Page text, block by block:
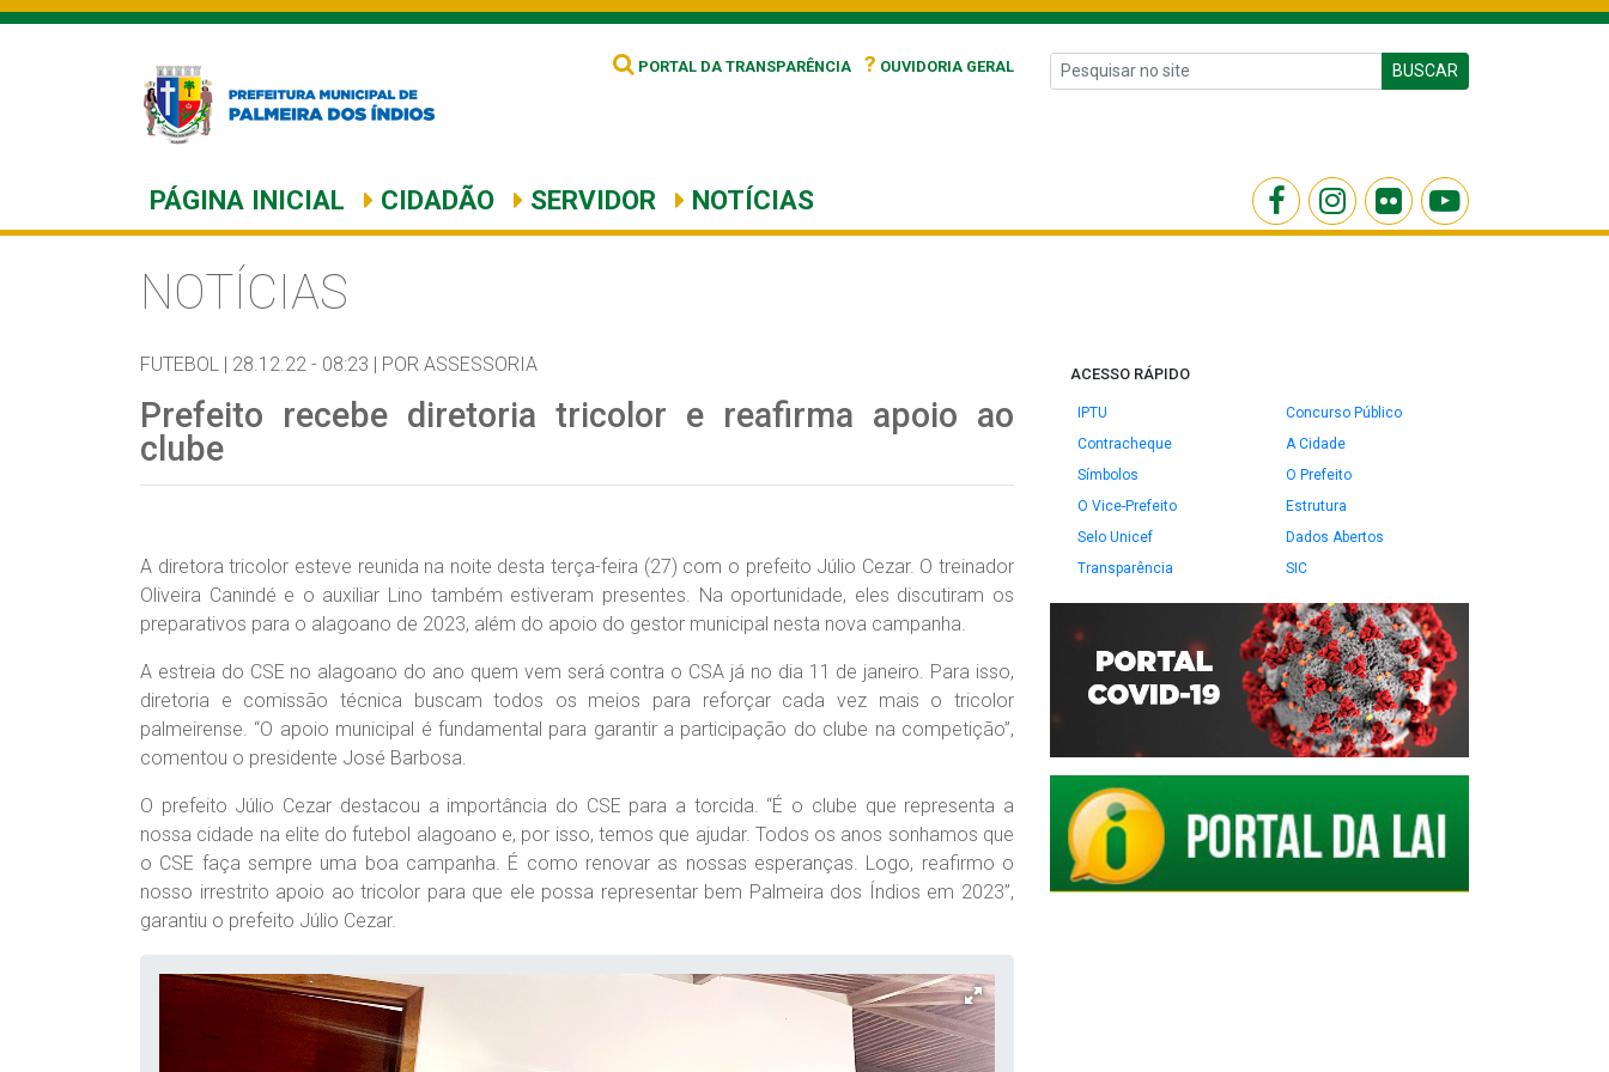
PORTAL DA TRANSPARÊNCIA ? OUVIDORIA GERAL BUSCAR
PÁGINA INICIAL CIDADÃO SERVIDOR NOTÍCIAS
NOTÍCIAS
FUTEBOL | 28.12.22 - 08:23 | POR ASSESSORIA
Prefeito recebe diretoria tricolor e reafirma apoio ao
clube
A diretora tricolor esteve reunida na noite desta terça-feira (27) com o prefeito Júlio Cezar. O treinador
Oliveira Canindé e o auxiliar Lino também estiveram presentes. Na oportunidade, eles discutiram os
preparativos para o alagoano de 2023, além do apoio do gestor municipal nesta nova campanha.
A estreia do CSE no alagoano do ano quem vem será contra o CSA já no dia 11 de janeiro. Para isso,
diretoria e comissão técnica buscam todos os meios para reforçar cada vez mais o tricolor
palmeirense. “O apoio municipal é fundamental para garantir a participação do clube na competição”,
comentou o presidente José Barbosa.
O prefeito Júlio Cezar destacou a importância do CSE para a torcida. “É o clube que representa a
nossa cidade na elite do futebol alagoano e, por isso, temos que ajudar. Todos os anos sonhamos que
o CSE faça sempre uma boa campanha. É como renovar as nossas esperanças. Logo, reafirmo o
nosso irrestrito apoio ao tricolor para que ele possa representar bem Palmeira dos Índios em 2023”,
garantiu o prefeito Júlio Cezar.
ACESSO RÁPIDO
IPTU
Concurso Público
Contracheque
A Cidade
Símbolos
O Prefeito
O Vice-Prefeito
Estrutura
Selo Unicef
Dados Abertos
Transparência
SIC